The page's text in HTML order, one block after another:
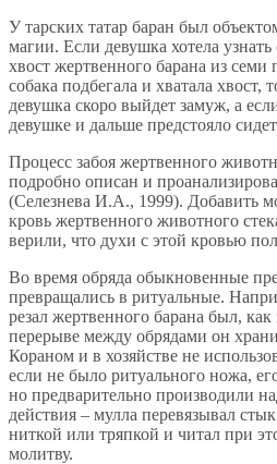
У тарских татар баран был
магии. Если девушка хотела
хвост жертвенного барана из семи
собака подбегала и хватала хвост,
девушка скоро выйдет замуж, а
девушке и дальше предстояло
Процесс забоя жертвенного
подробно описан и
(Селезнева И.А., 1999). Добавить
кровь жертвенного животного
верили, что духи с этой кровью
Во время обряда обыкновенные
превращались в ритуальные.
резал жертвенного барана был,
перерыве между обрядами он
Кораном и в хозяйстве не
если не было ритуального ножа,
но предварительно производили
действия – мулла перевязывал
ниткой или тряпкой и читал при
молитву.